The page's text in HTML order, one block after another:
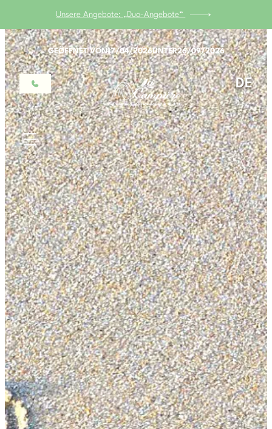
Unsere Angebote: „Duo-Angebote“
„Maifeiertag“ vom 8. bis 17. Mai, genießen Sie den FEIERTAG mit
25 % Rabatt
GEÖFFNET VON17/04/2026UNTER26/09/2026
DE